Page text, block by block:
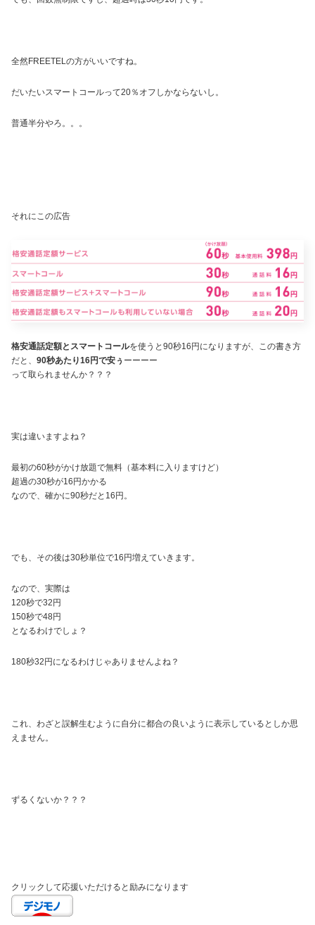
全然FREETELの方がいいですね。
だいたいスマートコールって20％オフしかならないし。
普通半分やろ。。。
それにこの広告
格安通話定額とスマートコールを使うと90秒16円になりますが、この書き方
だと、 90秒あたり16円で安ぅ ーーーー
って取られませんか？？？
実は違いますよね？
最初の60秒がかけ放題で無料（基本料に入りますけど）
超過の30秒が16円かかる
なので、確かに90秒だと16円。
でも、その後は30秒単位で16円増えていきます。
なので、実際は
120秒で32円
150秒で48円
となるわけでしょ？
180秒32円になるわけじゃありませんよね？
これ、わざと誤解生むように自分に都合の良いように表示しているとしか思
えません。
ずるくないか？？？
クリックして応援いただけると励みになります